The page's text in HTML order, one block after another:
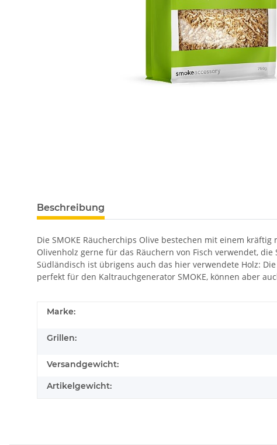
Beschreibung
Die SMOKE Räucherchips Olive bestechen mit einem
Olivenholz gerne für das Räuchern von Fisch verwendet,
Südländisch ist übrigens auch das hier verwendete Holz:
perfekt für den Kaltrauchgenerator SMOKE, können aber
Marke:
Grillen:
Versandgewicht:
Artikelgewicht: